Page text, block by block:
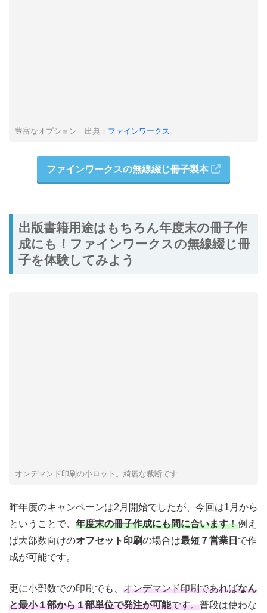
豊富なオプション 出典： ファインワークス
ファインワークスの無線綴じ冊子製本
出版書籍用途はもちろん年度末の冊子作
成にも！ファインワークスの無線綴じ冊
子を体験してみよう
オンデマンド印刷の小ロット。綺麗な裁断です
昨年度のキャンペーンは2月開始でしたが、今回は1月から
ということで、 年度末の冊子作成にも間に合います！例え
ば大部数向けのオフセット印刷の場合は最短７営業日 で作
成が可能です。
更に小部数での印刷でも、 オンデマンド印刷であればなん
と最小１部から１部単位で発注が可能です。普段は使わな